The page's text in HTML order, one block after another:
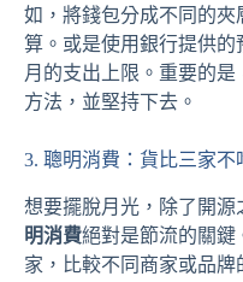
如，將錢包分成不同的
算。或是使用銀行提供的
月的支出上限。重要的
方法，並堅持下去。
3. 聰明消費：貨比三家
想要擺脫月光，除了開源
明消費絕對是節流的關鍵
家，比較不同商家或品